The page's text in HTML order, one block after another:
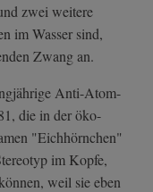
zwei weitere
im Wasser sind,
Zwang an.
Anti-Atom-
die in der öko-
"Eichhörnchen"
im Kopfe,
weil sie eben